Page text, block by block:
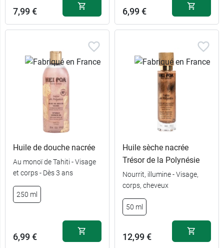
7,99 € 6,99 €
Huile de douche nacrée
Au monoï de Tahiti - Visage
et corps - Dès 3 ans
250 ml
6,99 €
Huile sèche nacrée
Trésor de la Polynésie
Nourrit, illumine - Visage,
corps, cheveux
50 ml
12,99 €